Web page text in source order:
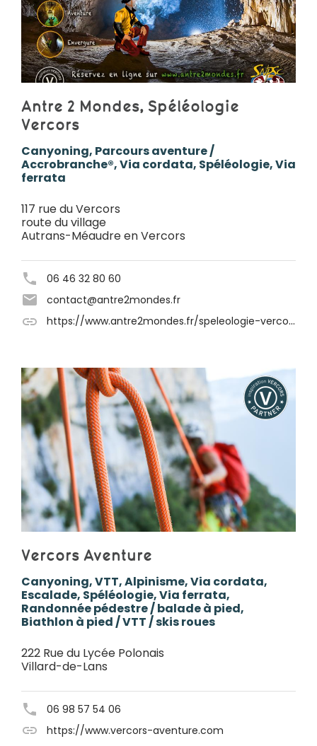
Antre 2 Mondes, Spéléologie
Vercors
Canyoning, Parcours aventure /
Accrobranche®, Via cordata, Spéléologie, Via
ferrata
117 rue du Vercors
route du village
Autrans-Méaudre en Vercors
06 46 32 80 60
contact@antre2mondes.fr
https://www.antre2mondes.fr/speleologie-vercors
Vercors Aventure
Canyoning, VTT, Alpinisme, Via cordata,
Escalade, Spéléologie, Via ferrata,
Randonnée pédestre / balade à pied,
Biathlon à pied / VTT / skis roues
222 Rue du Lycée Polonais
Villard-de-Lans
06 98 57 54 06
https://www.vercors-aventure.com